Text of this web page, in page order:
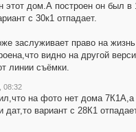
дом.А построен он был в
с 30к1 отпадает.
заслуживает право на
видно на другой
линии съёмки.
08:32
на фото нет дома
дат,то вариант с 28К1